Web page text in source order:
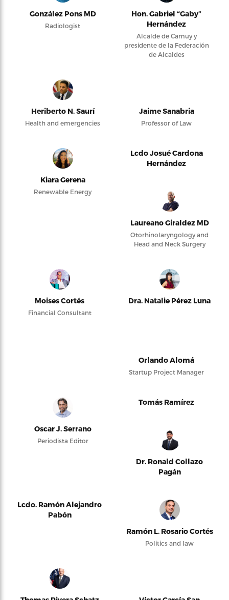
González Pons MD
Radiologist
Hon. Gabriel “Gaby”
Hernández
Alcalde de Camuy y
presidente de la Federación
de Alcaldes
Heriberto N. Saurí
Health and emergencies
Jaime Sanabria
Professor of Law
Kiara Gerena
Renewable Energy
Lcdo Josué Cardona
Hernández
Laureano Giraldez MD
Otorhinolaryngology and
Head and Neck Surgery
Moises Cortés
Financial Consultant
Dra. Natalie Pérez Luna
Orlando Alomá
Startup Project Manager
Oscar J. Serrano
Periodista Editor
Tomás Ramírez
Dr. Ronald Collazo
Pagán
Lcdo. Ramón Alejandro
Pabón
Ramón L. Rosario Cortés
Politics and law